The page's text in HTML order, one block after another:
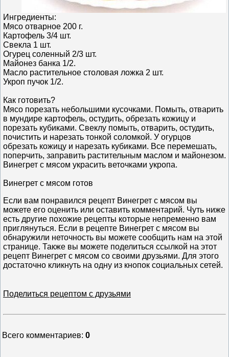
Ингредиенты:
Мясо отварное 200 г.
Картофель 3/4 шт.
Свекла 1 шт.
Огурец соленный 2/3 шт.
Майонез банка 1/2.
Масло растительное столовая ложка 2 шт.
Укроп пучок 1/2.
Как готовить?
Мясо порезать небольшими кусочками. Помыть, отварить
в мундире картофель, остудить, обрезать кожицу и
порезать кубиками. Свеклу помыть, отварить, остудить,
почистить и нарезать тонкой соломкой. У огурцов
обрезать кожицу и нарезать кубиками. Все перемешать,
поперчить, заправить растительным маслом и майонезом.
Винегрет с мясом украсить веточками укропа.
Винегрет с мясом готов
Если вам понравился рецепт Винегрет с мясом вы
можете его оценить или оставить комментарий. Чуть ниже
есть другие похожие рецепты которые непременно вам
приглянуться. Если в рецепте Винегрет с мясом вы
обнаружили неточность вы можете сообщить нам на этой
странице. Также вы можете поделиться ссылкой на этот
рецепт Винегрет с мясом со своими друзьями. Для этого
достаточно кликнуть на одну из кнопок социальных сетей.
Поделиться рецептом с друзьями
Всего комментариев: 0